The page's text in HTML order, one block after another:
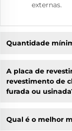
externas.
Quantidade
A placa de
revestimento de
furada ou
Qual é o melhor